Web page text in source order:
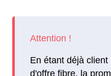
En étant déjà
d'offre fibre, la